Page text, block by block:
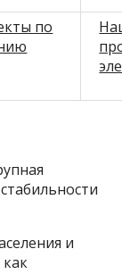
по
и